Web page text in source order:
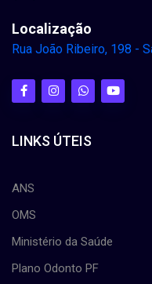
Localização
Rua João Ribeiro, 198 -
LINKS ÚTEIS
ANS
OMS
Ministério da Saúde
Plano Odonto PF